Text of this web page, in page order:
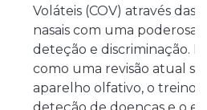
Voláteis (COV) através das
nasais com uma poderosa
deteção e discriminação.
como uma revisão atual
aparelho olfativo, o treino